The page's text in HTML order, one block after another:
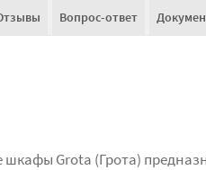
Вопрос-ответ
шкафы Grota (Грота)